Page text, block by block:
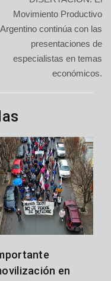
Movimiento Productivo
Argentino continúa con las
presentaciones de
especialistas en temas
económicos.
en